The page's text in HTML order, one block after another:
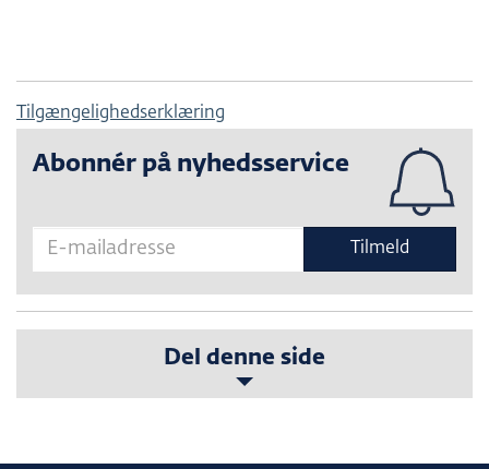
Tilgængelighedserklæring
Abonnér på nyhedsservice
Tilmeld
Del denne side